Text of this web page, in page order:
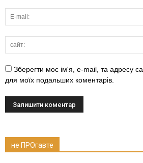
Зберегти моє ім'я, e-mail, та адресу
для моїх подальших коментарів.
не ПРОгавте